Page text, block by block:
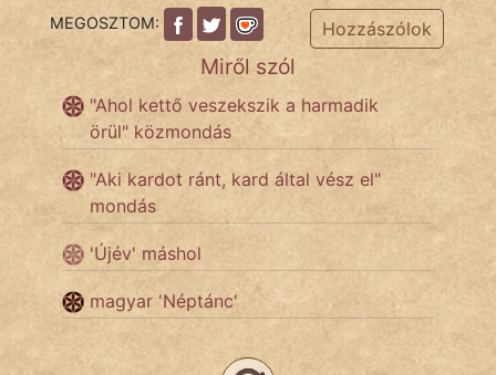
Láron Ádám
mikkamakka
vörös ördög
nagyöreg
NapHold
MEGOSZTOM: Hozzászólok
Miről szól
"Ahol kettő veszekszik a harmadik
örül" közmondás
"Aki kardot ránt, kard által vész el"
mondás
'Újév' máshol
magyar 'Néptánc'